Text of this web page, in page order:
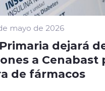
mayo de 2026
dejará
a Cenabast
de fármacos